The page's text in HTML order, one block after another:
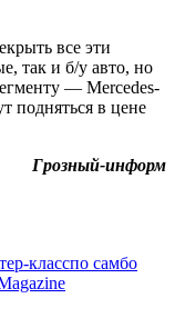
все эти
так и б/у авто, но
— Mercedes-
подняться в цене
Грозный-информ
класспо самбо